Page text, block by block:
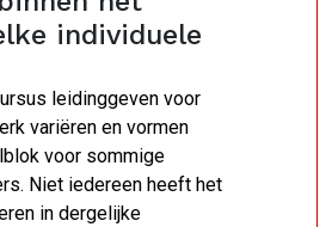
individuele
leidinggeven voor
variëren en vormen
voor sommige
Niet iedereen heeft het
in dergelijke